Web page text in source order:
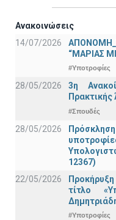
Ανακοινώσεις
14/07/2026
“ΜΑΡΙΑΣ
#Υποτροφίες
28/05/2026
3η
#Σπουδές
28/05/2026
12367)
22/05/2026
τίτλο
#Υποτροφίες